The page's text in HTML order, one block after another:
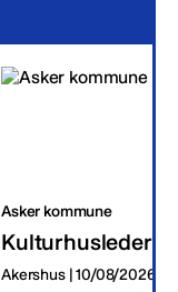
Asker kommune
Kulturhusleder
Akershus | 10/08/2026